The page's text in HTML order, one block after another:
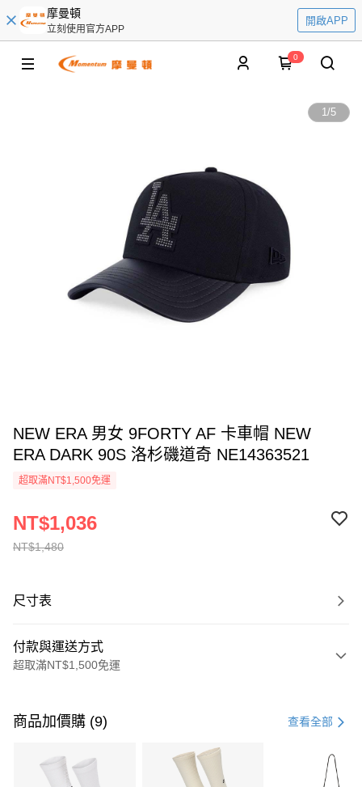
摩曼頓
立刻使用官方APP
開啟APP
0
1/5
NEW ERA 男女 9FORTY AF 卡車帽 NEW
ERA DARK 90S 洛杉磯道奇 NE14363521
超取滿NT$1,500免運
NT$1,480
NT$1,036
尺寸表
付款與運送方式
超取滿NT$1,500免運
信用卡一次付款
3 期 0 利率 每期 21家銀行
商品加價購 (9) 查看全部